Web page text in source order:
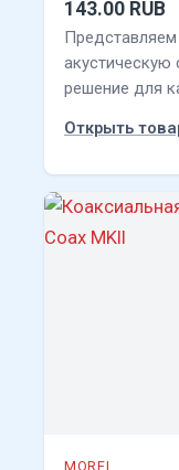
143.00 RUB
решение для
Открыть
MOREL